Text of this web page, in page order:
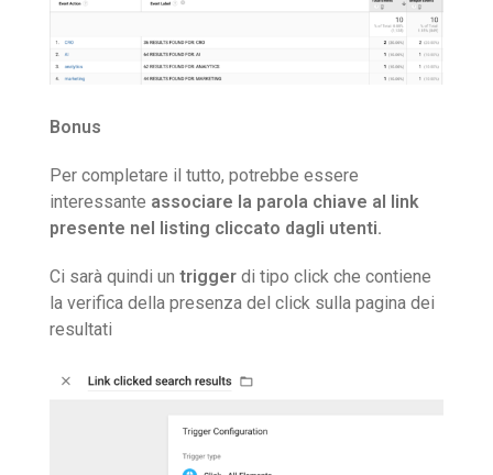
Bonus
Per completare il tutto, potrebbe essere
interessante associare la parola chiave al link
presente nel listing cliccato dagli utenti.
Ci sarà quindi un trigger di tipo click che contiene
la verifica della presenza del click sulla pagina dei
resultati